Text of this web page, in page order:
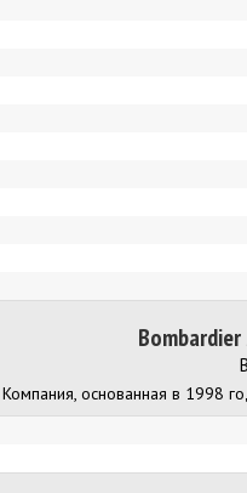
Компания, основанная в 1998